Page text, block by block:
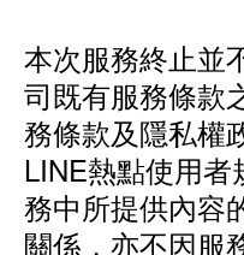
本次服務終止並
司既有服務條款
務條款及隱私權
LINE熱點使用
務中所提供內容
關係，亦不因服